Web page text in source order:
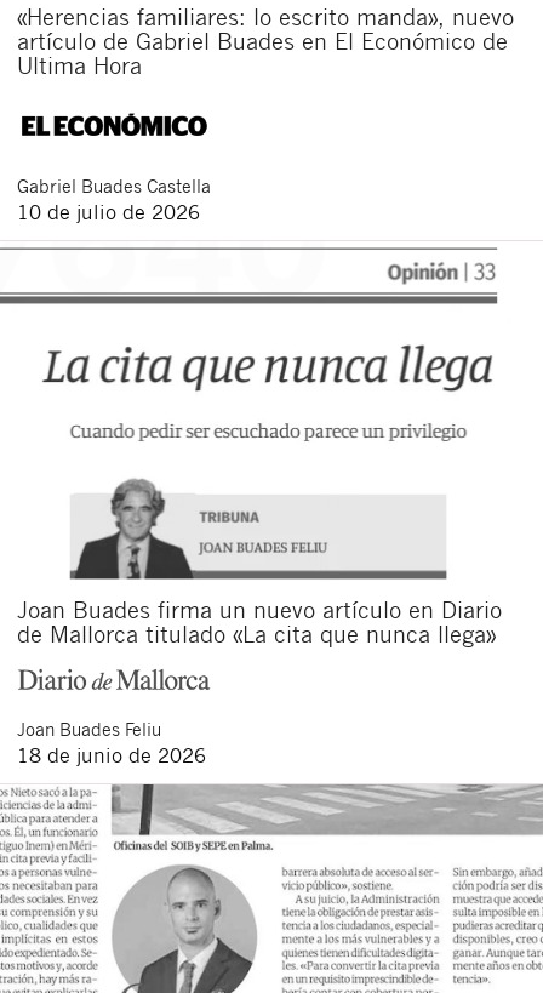
«Herencias familiares: lo escrito manda», nuevo
artículo de Gabriel Buades en El Económico de
Ultima Hora
Gabriel Buades Castella
10 de julio de 2026
Joan Buades firma un nuevo artículo en Diario
de Mallorca titulado «La cita que nunca llega»
Joan Buades Feliu
18 de junio de 2026